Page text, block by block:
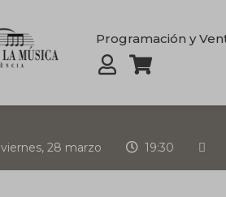
Programación y
viernes, 28 marzo 19:30